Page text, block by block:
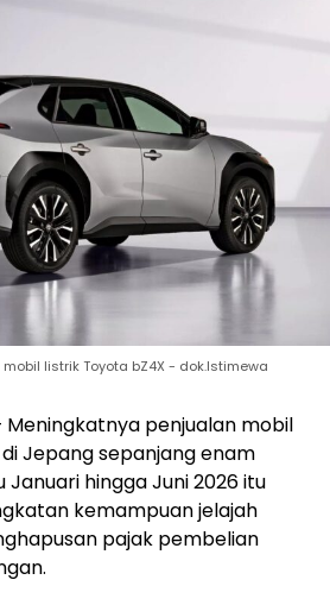
listrik Toyota bZ4X - dok.Istimewa
Meningkatnya penjualan mobil
Jepang sepanjang enam
hingga Juni 2026 itu
kemampuan jelajah
pajak pembelian